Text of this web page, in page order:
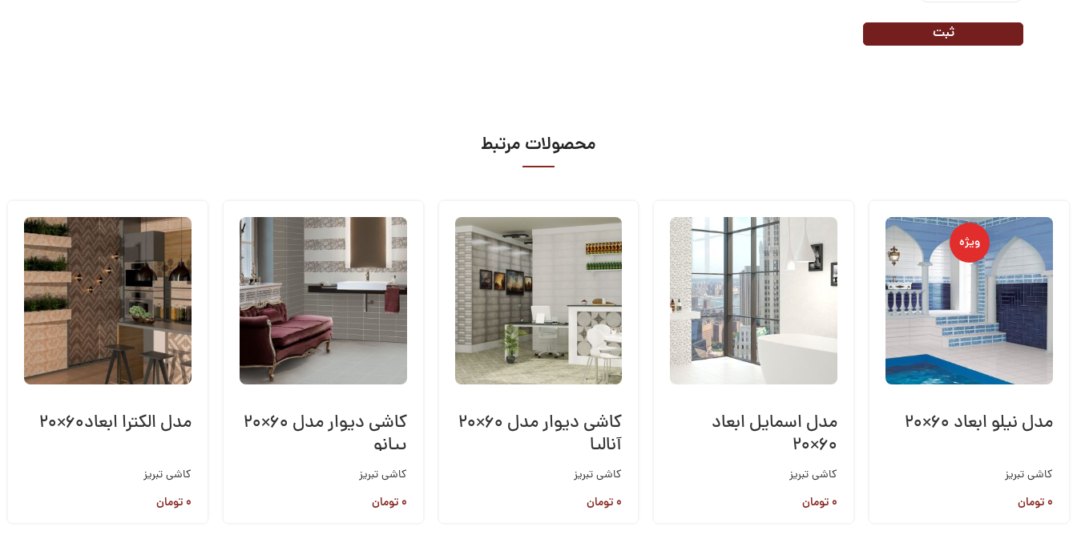
محصولات مرتبط
ویژه
مدل نیلو ابعاد ۶۰×۲۰
کاشی تبریز
۰تومان
مدل اسمایل ابعاد
۶۰×۲۰
کاشی تبریز
۰تومان
کاشی دیوار مدل ۶۰×۲۰
آنالیا
کاشی تبریز
۰ تومان
کاشی دیوار مدل ۶۰×۲۰
پیانو
کاشی تبریز
۰تومان
مدل الکترا ابعاد۶۰×۲۰
کاشی تبریز
۰تومان